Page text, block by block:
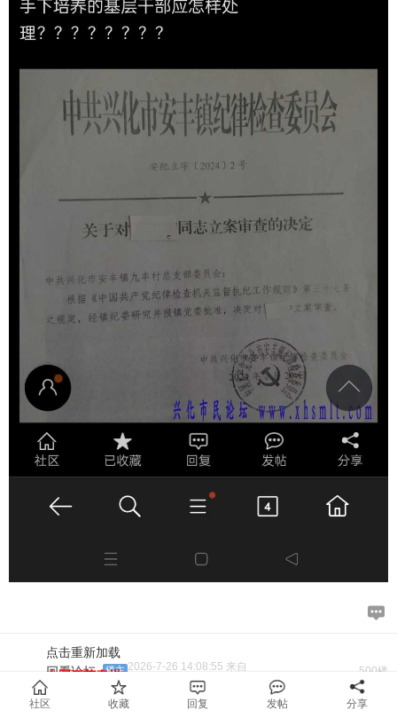
点击重新加载
500楼
回看论坛 楼主 2026-7-26 14:08:55 来自
中国江苏泰州
我是2026年6月通过电子邮箱写给省委书记信书记的投诉
信，按信访新条例7天就应该受理不受理回复，二十天必须有
社区 收藏 回复 发帖 分享